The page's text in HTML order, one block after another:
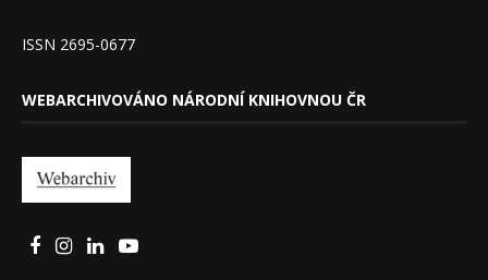
ISSN 2695-0677
WEBARCHIVOVÁNO NÁRODNÍ KNIHOVNOU ČR